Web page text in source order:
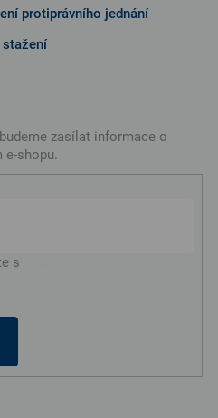
protiprávního jednání
stažení
zasílat informace o
e-shopu.
s